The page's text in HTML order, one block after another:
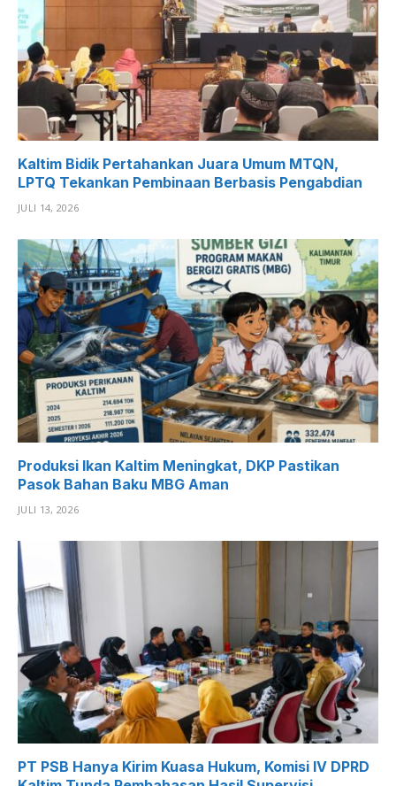
Kaltim Bidik Pertahankan Juara Umum MTQN,
LPTQ Tekankan Pembinaan Berbasis Pengabdian
JULI 14, 2026
Produksi Ikan Kaltim Meningkat, DKP Pastikan
Pasok Bahan Baku MBG Aman
JULI 13, 2026
PT PSB Hanya Kirim Kuasa Hukum, Komisi IV DPRD